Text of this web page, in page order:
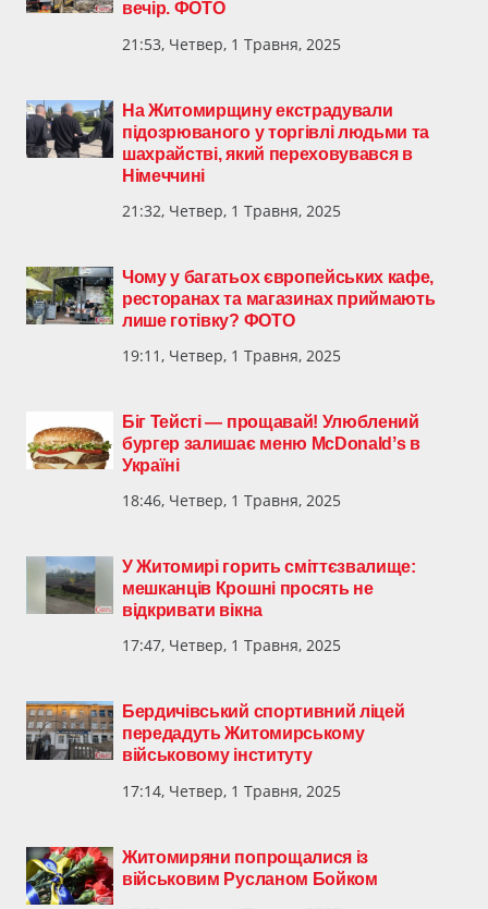
вечір. ФОТО
21:53, Четвер, 1 Травня, 2025
На Житомирщину екстрадували
підозрюваного у торгівлі людьми та
шахрайстві, який переховувався в
Німеччині
21:32, Четвер, 1 Травня, 2025
Чому у багатьох європейських кафе,
ресторанах та магазинах приймають
лише готівку? ФОТО
19:11, Четвер, 1 Травня, 2025
Біг Тейсті — прощавай! Улюблений
бургер залишає меню McDonaldʼs в
Україні
18:46, Четвер, 1 Травня, 2025
У Житомирі горить сміттєзвалище:
мешканців Крошні просять не
відкривати вікна
17:47, Четвер, 1 Травня, 2025
Бердичівський спортивний ліцей
передадуть Житомирському
військовому інституту
17:14, Четвер, 1 Травня, 2025
Житомиряни попрощалися із
військовим Русланом Бойком